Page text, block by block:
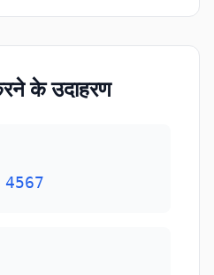
के उदाहरण